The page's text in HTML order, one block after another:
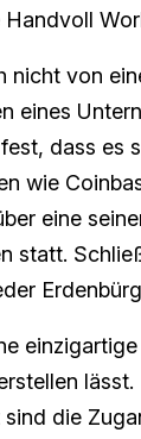
nicht von
eines
dass es
wie
eine
statt.
die